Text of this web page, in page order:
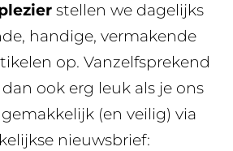
stellen we dagelijks
handige, vermakende
op. Vanzelfsprekend
ook erg leuk als je ons
(en veilig) via
nieuwsbrief: